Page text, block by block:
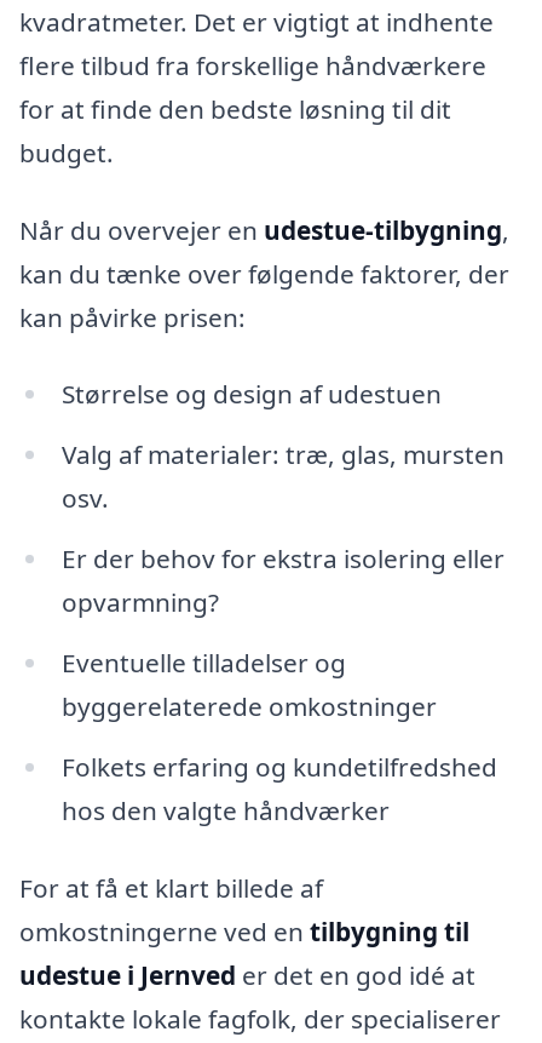
kvadratmeter. Det er vigtigt at indhente
flere tilbud fra forskellige håndværkere
for at finde den bedste løsning til dit
budget.
Når du overvejer en udestue-tilbygning,
kan du tænke over følgende faktorer, der
kan påvirke prisen:
Størrelse og design af udestuen
Valg af materialer: træ, glas, mursten
osv.
Er der behov for ekstra isolering eller
opvarmning?
Eventuelle tilladelser og
byggerelaterede omkostninger
Folkets erfaring og kundetilfredshed
hos den valgte håndværker
For at få et klart billede af
omkostningerne ved en tilbygning til
udestue i Jernved er det en god idé at
kontakte lokale fagfolk, der specialiserer